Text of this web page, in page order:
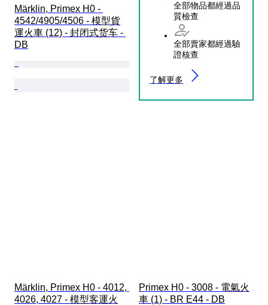
全部物品都經過品
質檢查
全部賣家都經過驗
證核查
了解更多
Märklin, Primex H0 -
4542/4905/4506 - 模型貨
運火車 (12) - 封闭式货车 -
DB
Märklin, Primex H0 - 4012,
4026, 4027 - 模型客運火
Primex H0 - 3008 - 電氣火
車 (1) - BR E44 - DB